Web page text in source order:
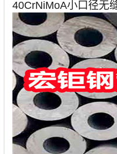
40CrNiMoA小口径无